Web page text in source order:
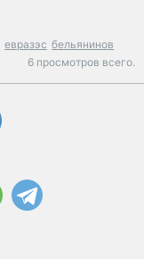
евразэс бельянинов
6 просмотров всего.